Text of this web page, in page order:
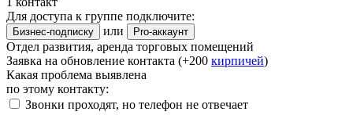
Для доступа к группе подключите:
Бизнес-подписку или Pro-аккаунт
Отдел развития, аренда торговых помещений
Заявка на обновление контакта (+200 кирпичей)
Какая проблема выявлена
по этому контакту:
Звонки проходят, но телефон не отвечает